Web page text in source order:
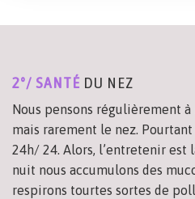
2°/ SANTÉ DU NEZ
Nous pensons régulièrement
mais rarement le nez.
24h/ 24. Alors, l’entretenir est
nuit nous accumulons des
respirons tourtes sortes de